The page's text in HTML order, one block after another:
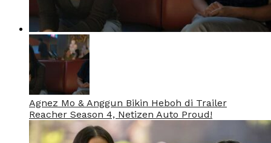
Agnez Mo & Anggun Bikin Heboh di Trailer
Reacher Season 4, Netizen Auto Proud!